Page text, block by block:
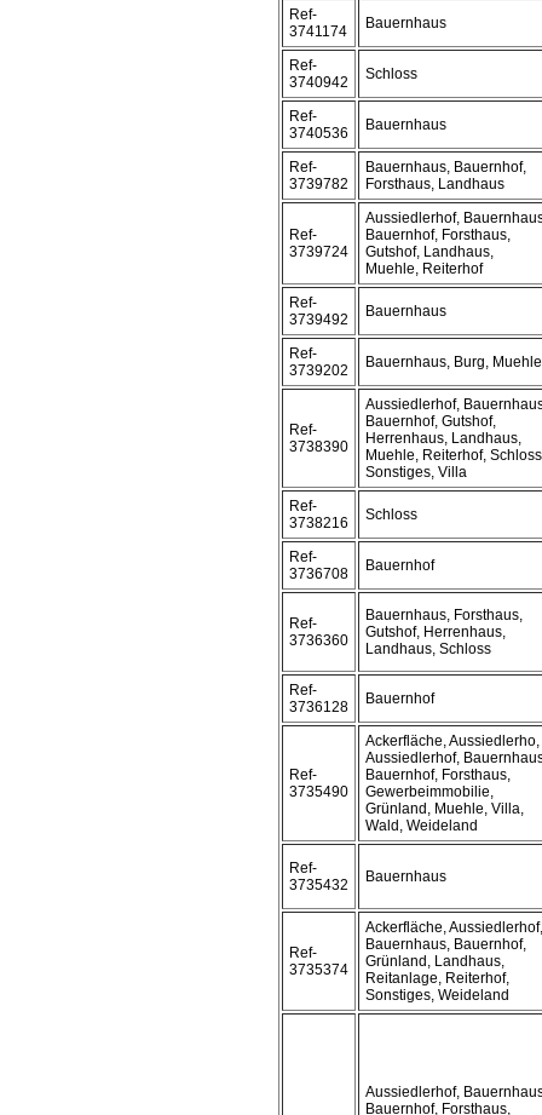
Ref-
3741174
Bauernhaus
Ref-
3740942
Schloss
Ref-
3740536
Bauernhaus
Ref-
3739782
Bauernhaus, Bauernhof,
Forsthaus, Landhaus
Ref-
3739724
Aussiedlerhof,
Bauernhof, Forsthaus,
Gutshof, Landhaus,
Muehle, Reiterhof
Ref-
3739492
Bauernhaus
Ref-
3739202
Bauernhaus, Burg, Muehle
Ref-
3738390
Aussiedlerhof,
Bauernhof, Gutshof,
Herrenhaus, Landhaus,
Muehle, Reiterhof,
Sonstiges, Villa
Ref-
3738216
Schloss
Ref-
3736708
Bauernhof
Ref-
3736360
Bauernhaus, Forsthaus,
Gutshof, Herrenhaus,
Landhaus, Schloss
Ref-
3736128
Bauernhof
Ref-
3735490
Ackerfläche, Aussiedlerho,
Aussiedlerhof,
Bauernhof, Forsthaus,
Gewerbeimmobilie,
Grünland, Muehle, Villa,
Wald, Weideland
Ref-
3735432
Bauernhaus
Ref-
3735374
Ackerfläche, Aussiedlerhof,
Bauernhaus, Bauernhof,
Grünland, Landhaus,
Reitanlage, Reiterhof,
Sonstiges, Weideland
Aussiedlerhof,
Bauernhof, Forsthaus,